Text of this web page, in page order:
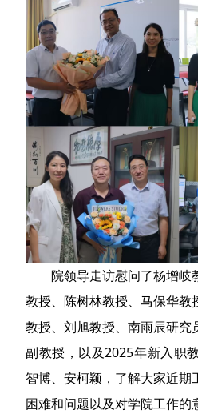
院领导走访慰问了杨增岐
教授、陈树林教授、马保华教
教授、刘旭教授、南雨辰研究
副教授，以及2025年新入职
智博、安柯颖，了解大家近期
困难和问题以及对学院工作的